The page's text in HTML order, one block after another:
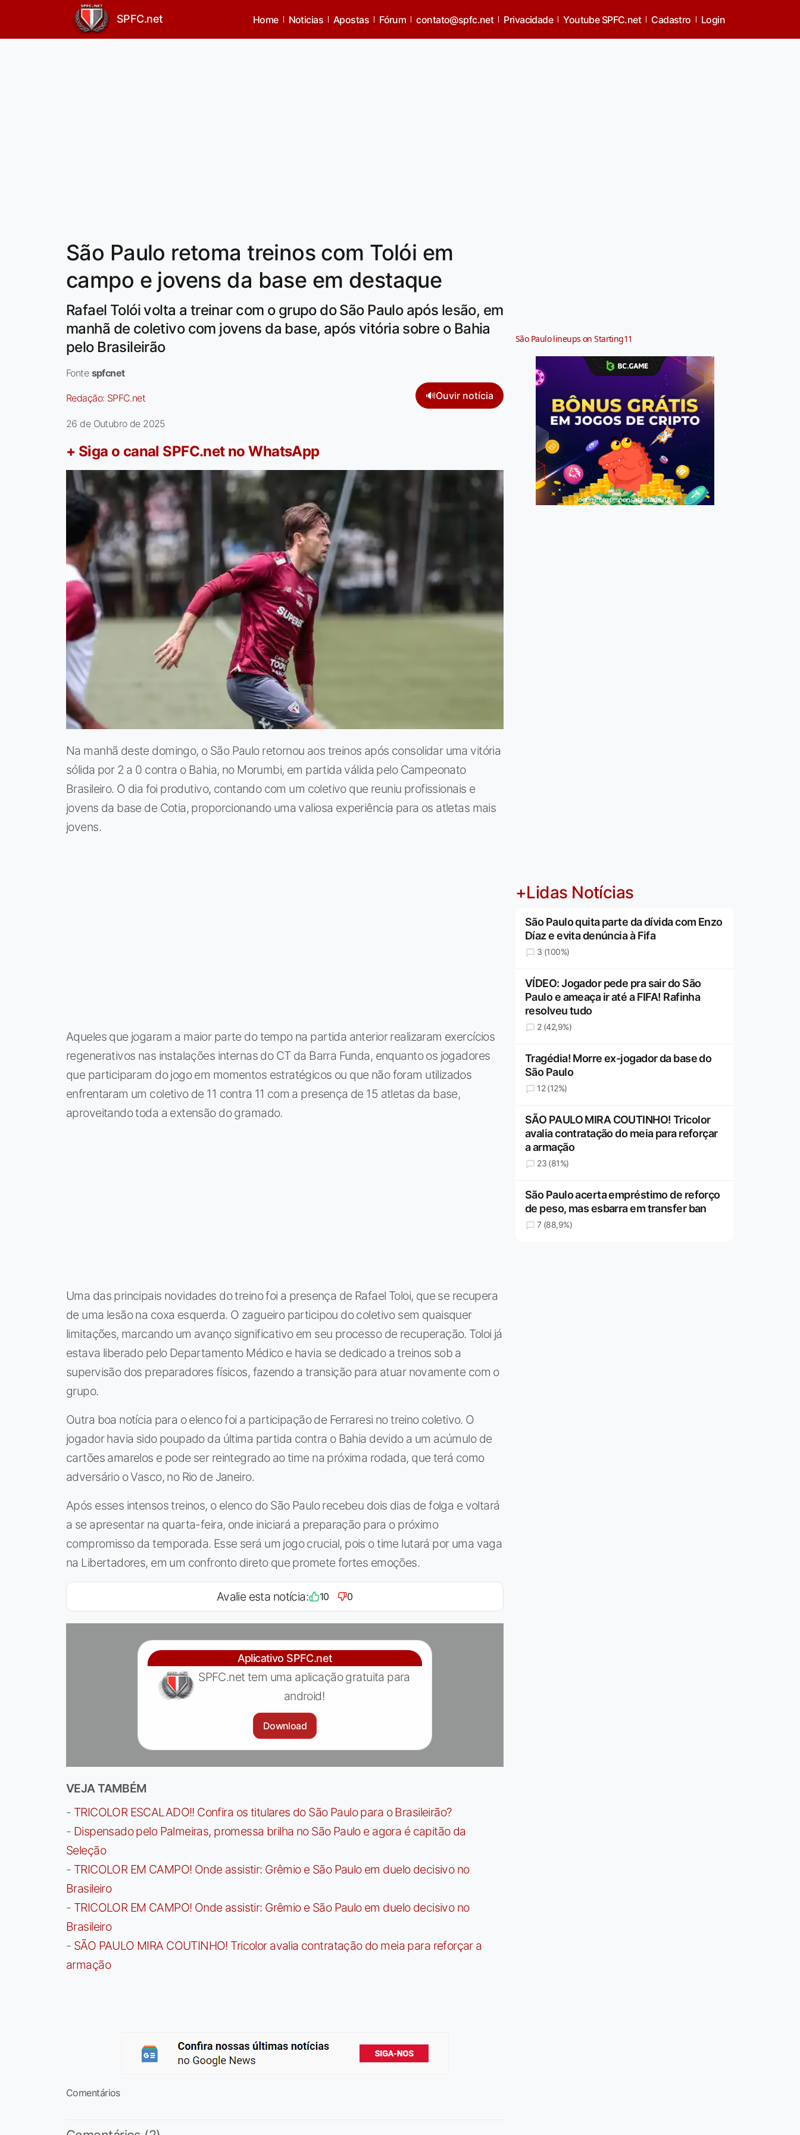
SPFC.net Home Noticias Apostas Fórum contato@spfc.net Privacidade Youtube SPFC.net Cadastro Login
São Paulo retoma treinos com Tolói em
campo e jovens da base em destaque
Rafael Tolói volta a treinar com o grupo do São Paulo após lesão, em
manhã de coletivo com jovens da base, após vitória sobre o Bahia
pelo Brasileirão
Fonte spfcnet
Redação: SPFC.net 🔊Ouvir notícia
26 de Outubro de 2025
+ Siga o canal SPFC.net no WhatsApp
Na manhã deste domingo, o São Paulo retornou aos treinos após consolidar uma vitória
sólida por 2 a 0 contra o Bahia, no Morumbi, em partida válida pelo Campeonato
Brasileiro. O dia foi produtivo, contando com um coletivo que reuniu profissionais e
jovens da base de Cotia, proporcionando uma valiosa experiência para os atletas mais
jovens.
Aqueles que jogaram a maior parte do tempo na partida anterior realizaram exercícios
regenerativos nas instalações internas do CT da Barra Funda, enquanto os jogadores
que participaram do jogo em momentos estratégicos ou que não foram utilizados
enfrentaram um coletivo de 11 contra 11 com a presença de 15 atletas da base,
aproveitando toda a extensão do gramado.
Uma das principais novidades do treino foi a presença de Rafael Toloi, que se recupera
de uma lesão na coxa esquerda. O zagueiro participou do coletivo sem quaisquer
limitações, marcando um avanço significativo em seu processo de recuperação. Toloi já
estava liberado pelo Departamento Médico e havia se dedicado a treinos sob a
supervisão dos preparadores físicos, fazendo a transição para atuar novamente com o
grupo.
Outra boa notícia para o elenco foi a participação de Ferraresi no treino coletivo. O
jogador havia sido poupado da última partida contra o Bahia devido a um acúmulo de
cartões amarelos e pode ser reintegrado ao time na próxima rodada, que terá como
adversário o Vasco, no Rio de Janeiro.
Após esses intensos treinos, o elenco do São Paulo recebeu dois dias de folga e voltará
a se apresentar na quarta-feira, onde iniciará a preparação para o próximo
compromisso da temporada. Esse será um jogo crucial, pois o time lutará por uma vaga
na Libertadores, em um confronto direto que promete fortes emoções.
Avalie esta notícia: 10 0
Aplicativo SPFC.net
SPFC.net tem uma aplicação gratuita para
android!
Download
VEJA TAMBÉM
- TRICOLOR ESCALADO!! Confira os titulares do São Paulo para o Brasileirão?
- Dispensado pelo Palmeiras, promessa brilha no São Paulo e agora é capitão da
Seleção
- TRICOLOR EM CAMPO! Onde assistir: Grêmio e São Paulo em duelo decisivo no
Brasileiro
- TRICOLOR EM CAMPO! Onde assistir: Grêmio e São Paulo em duelo decisivo no
Brasileiro
- SÃO PAULO MIRA COUTINHO! Tricolor avalia contratação do meia para reforçar a
armação
Comentários
São Paulo lineups on Starting11
Jogue com responsabilidade. 18+
+Lidas Notícias
São Paulo quita parte da dívida com Enzo
Díaz e evita denúncia à Fifa
3 (100%)
VÍDEO: Jogador pede pra sair do São
Paulo e ameaça ir até a FIFA! Rafinha
resolveu tudo
2 (42,9%)
Tragédia! Morre ex-jogador da base do
São Paulo
12 (12%)
SÃO PAULO MIRA COUTINHO! Tricolor
avalia contratação do meia para reforçar
a armação
23 (81%)
São Paulo acerta empréstimo de reforço
de peso, mas esbarra em transfer ban
7 (88,9%)